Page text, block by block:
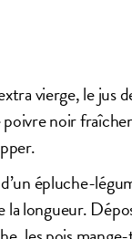
vierge, le jus
poivre noir
épluche-
la longueur.